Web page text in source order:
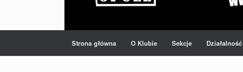
Strona główna O Klubie Sekcje Działalność